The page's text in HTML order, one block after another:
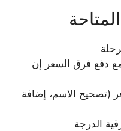
دفع فرق السعر إن
(تصحيح الاسم، إضافة
الدرجة